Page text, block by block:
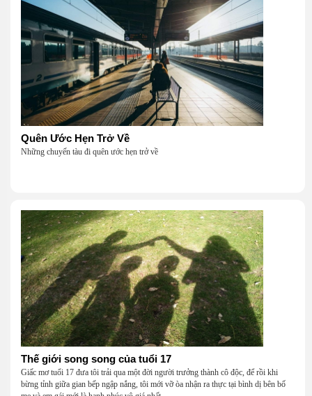
Quên Ước Hẹn Trở Về
Những chuyến tàu đi quên ước hẹn trở về
Thế giới song song của tuổi 17
Giấc mơ tuổi 17 đưa tôi trải qua một đời người trưởng thành cô độc, để rồi khi
bừng tỉnh giữa gian bếp ngập nắng, tôi mới vỡ òa nhận ra thực tại bình dị bên bố